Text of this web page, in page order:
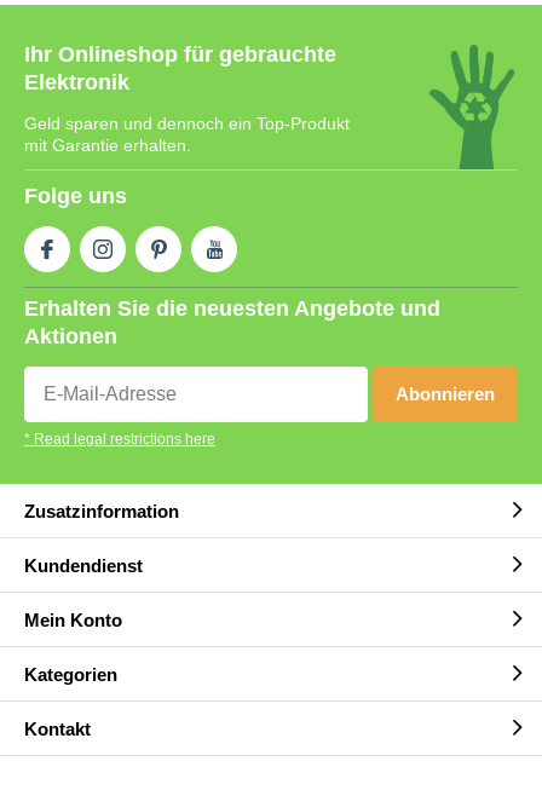
Ihr Onlineshop für gebrauchte
Elektronik
Geld sparen und dennoch ein Top-Produkt
mit Garantie erhalten.
Folge uns
Erhalten Sie die neuesten Angebote und
Aktionen
Abonnieren
* Read legal restrictions here
Zusatzinformation
Kundendienst
Mein Konto
Kategorien
Kontakt